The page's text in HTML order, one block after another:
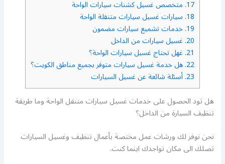
17. متخصص غسيل كشنات سيارات الواحة
18. سيارات غسيل سيارات متنقلة الواحة
19. خدمات تشميع سيارات مضمون
20. غسيل سيارات من الداخل
21. غهل تحتاج غسيل سيارات الواحة؟
22. هل خدمة غسيل سيارات متوفر بجميع مناطق الكويت؟
23. أسئلة شائعة عن غسيل السيارات
هل تود الحصول على خدمات غسيل سيارات متنقل الواحة وما طريقة
تنظيف السيارة من الداخل؟
نحن نوفر لك ورشات عمل مختصة بأعمال تنظيف وغسيل السيارات
تصلك الى مكان تواجدك اينما كنت.